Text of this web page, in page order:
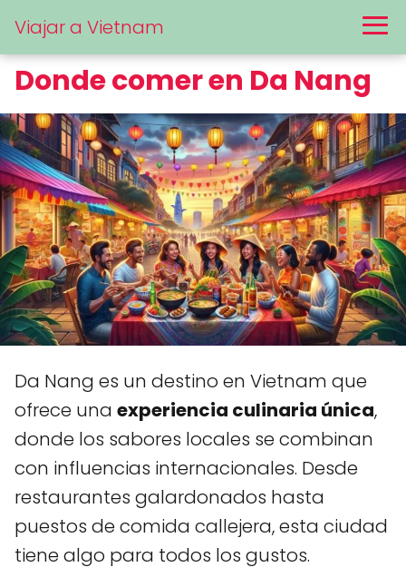
Viajar a Vietnam
Donde comer en Da Nang
Da Nang es un destino en Vietnam que
ofrece una experiencia culinaria única,
donde los sabores locales se combinan
con influencias internacionales. Desde
restaurantes galardonados hasta
puestos de comida callejera, esta ciudad
tiene algo para todos los gustos.